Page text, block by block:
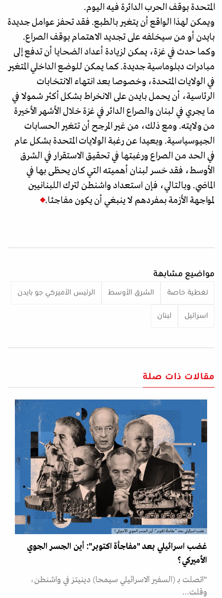
المتحدة بوقف الحرب الدائرة فيه اليوم.
ويمكن لهذا الواقع أن يتغير بالطبع. فقد تحفز عوامل جديدة
بايدن أو من سيخلفه على تجديد الاهتمام بوقف الصراع.
وكما حدث في غزة، يمكن لزيادة أعداد الضحايا أن تدفع إلى
مبادرات دبلوماسية جديدة. كما يمكن للوضع الداخلي المتغير
في الولايات المتحدة، وخصوصا بعد انتهاء الانتخابات
الرئاسية، أن يحمل بايدن على الانخراط بشكل أكثر شمولا في
ما يجري في لبنان والصراع الدائر في غزة خلال الأشهر الأخيرة
من ولايته. ومع ذلك، من غير المرجح أن تتغير الحسابات
الجيوسياسية. وبعيدا عن رغبة الولايات المتحدة بشكل عام
في الحد من الصراع ورغبتها في تحقيق الاستقرار في الشرق
الأوسط، فقد خسر لبنان أهميته التي كان يحظى بها في
الماضي. وبالتالي، فإن استعداد واشنطن لترك اللبنانيين
لمواجهة الأزمة بمفردهم لا ينبغي أن يكون مفاجئا.
مواضيع مشابهة
تغطية خاصة الشرق الأوسط الرئيس الأميركي جو بايدن
اسرائيل لبنان
مقالات ذات صلة
غضب اسرائيلي بعد "مفاجأة اكتوبر": أين الجسر الجوي الأميركي؟
غضب اسرائيلي بعد "مفاجأة اكتوبر": أين الجسر الجوي
الأميركي؟
"اتصلت بـ (السفير الاسرائيلي سيمحا) دينيتز في واشنطن،
وقلت…